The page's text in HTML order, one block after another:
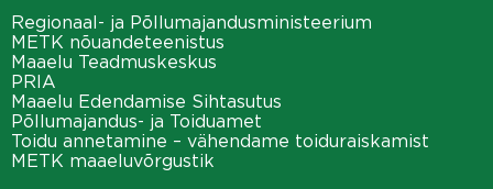
Regionaal- ja Põllumajandusministeerium
METK nõuandeteenistus
Maaelu Teadmuskeskus
PRIA
Maaelu Edendamise Sihtasutus
Põllumajandus- ja Toiduamet
Toidu annetamine – vähendame toiduraiskamist
METK maaeluvõrgustik